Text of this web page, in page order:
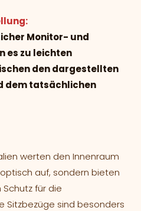
Monitor- und
es zu leichten
den dargestellten
dem tatsächlichen
werten den Innenraum
auf, sondern bieten
für die
Sitzbezüge sind besonders